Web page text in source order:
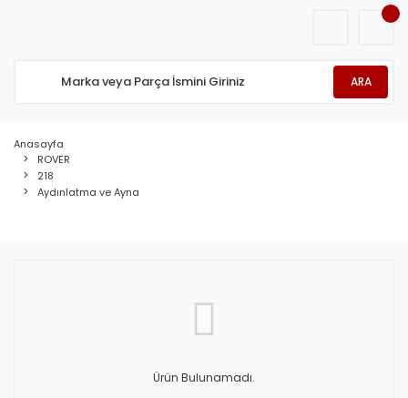
ARA
Anasayfa
ROVER
218
Aydınlatma ve Ayna
Ürün Bulunamadı.